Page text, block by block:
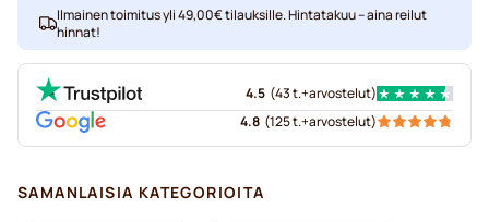
Ilmainen toimitus yli 49,00€ tilauksille. Hintatakuu – aina reilut
hinnat!
4.5 (43 t.+arvostelut)
4.8 (125 t.+arvostelut)
SAMANLAISIA KATEGORIOITA